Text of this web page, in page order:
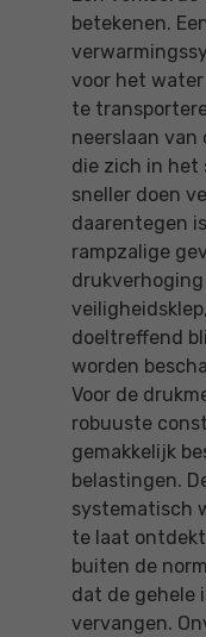
betekenen.
voor het
te
neerslaan
die zich in
sneller doen
daarentegen
rampzalige
doeltreffend
worden
Voor de
robuuste
gemakkelijk
belastingen.
systematisch
te laat
buiten de
dat de gehele
vervangen.